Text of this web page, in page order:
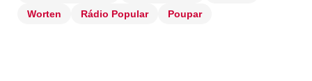
Worten
Rádio Popular Poupar